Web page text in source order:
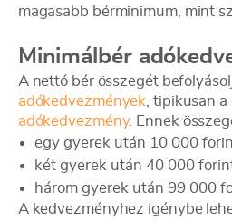
magasabb bérminimum, mint
Minimálbér
A nettó bér összegét
adókedvezmények , tipikusan a
adókedvezmény. Ennek
egy gyerek után 10 000
két gyerek után 40 000
három gyerek után 99 000
A kedvezményhez igénybe